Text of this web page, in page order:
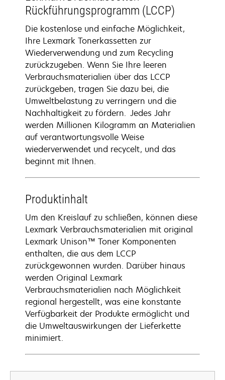
Rückführungsprogramm (LCCP)
Die kostenlose und einfache Möglichkeit,
Ihre Lexmark Tonerkassetten zur
Wiederverwendung und zum Recycling
zurückzugeben. Wenn Sie Ihre leeren
Verbrauchsmaterialien über das LCCP
zurückgeben, tragen Sie dazu bei, die
Umweltbelastung zu verringern und die
Nachhaltigkeit zu fördern. Jedes Jahr
werden Millionen Kilogramm an Materialien
auf verantwortungsvolle Weise
wiederverwendet und recycelt, und das
beginnt mit Ihnen.
Produktinhalt
Um den Kreislauf zu schließen, können diese
Lexmark Verbrauchsmaterialien mit original
Lexmark Unison™ Toner Komponenten
enthalten, die aus dem LCCP
zurückgewonnen wurden. Darüber hinaus
werden Original Lexmark
Verbrauchsmaterialien nach Möglichkeit
regional hergestellt, was eine konstante
Verfügbarkeit der Produkte ermöglicht und
die Umweltauswirkungen der Lieferkette
minimiert.